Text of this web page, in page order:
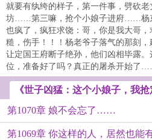
就要有纨绔的样子，第一件事，劈砍
坊……第三嘛，抢个小娘子进府……杨
也疯了，疯狂求饶：哥，你是我大哥
糙，伤手！！！杨老爷子落气的那刻
让定国王府断子绝孙，他们凶相毕露
位，准备好了吗？真正的屠杀开始了
《世子凶猛：这个小娘子，我
第1070章 娘不会忘了……
第1069章 你这样的人，居然也能